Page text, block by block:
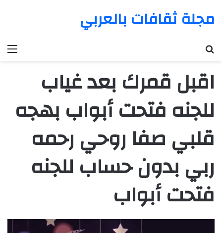
مجلة ثقافات بالعربي
اقبل قمرك بعد غياب
للجنه فتحت أبواب بهجه
قلبي صفا روحي رحمه
ربي بدون حساب للجنه
فتحت أبواب